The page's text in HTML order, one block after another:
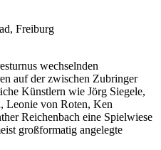
Freiburg
wechselnden
auf der zwischen Zubringer
Künstlern wie Jörg Siegele,
Leonie von Roten, Ken
Reichenbach eine Spielwiese
großformatig angelegte